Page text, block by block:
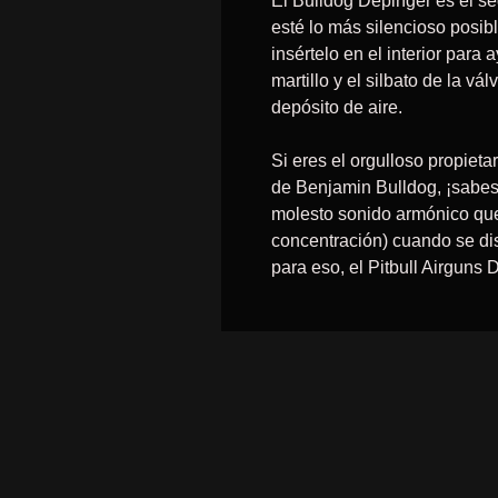
esté lo más silencioso
insértelo en el interior para
martillo y el silbato de la
depósito de aire.
Si eres el orgulloso
de Benjamin Bulldog,
molesto sonido armónico
concentración) cuando se
para eso, el Pitbull Airguns